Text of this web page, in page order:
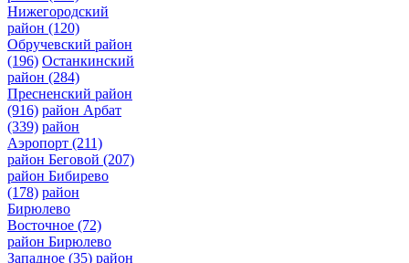
Нижегородский
район (120)
Обручевский район
(196) Останкинский
район (284)
Пресненский район
(916) район Арбат
(339) район
Аэропорт (211)
район Беговой (207)
район Бибирево
(178) район
Бирюлево
Восточное (72)
район Бирюлево
Западное (35) район